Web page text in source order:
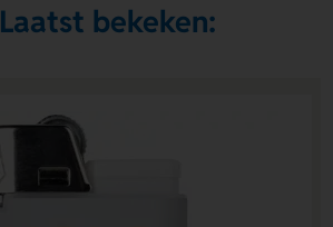
Laatst bekeken: